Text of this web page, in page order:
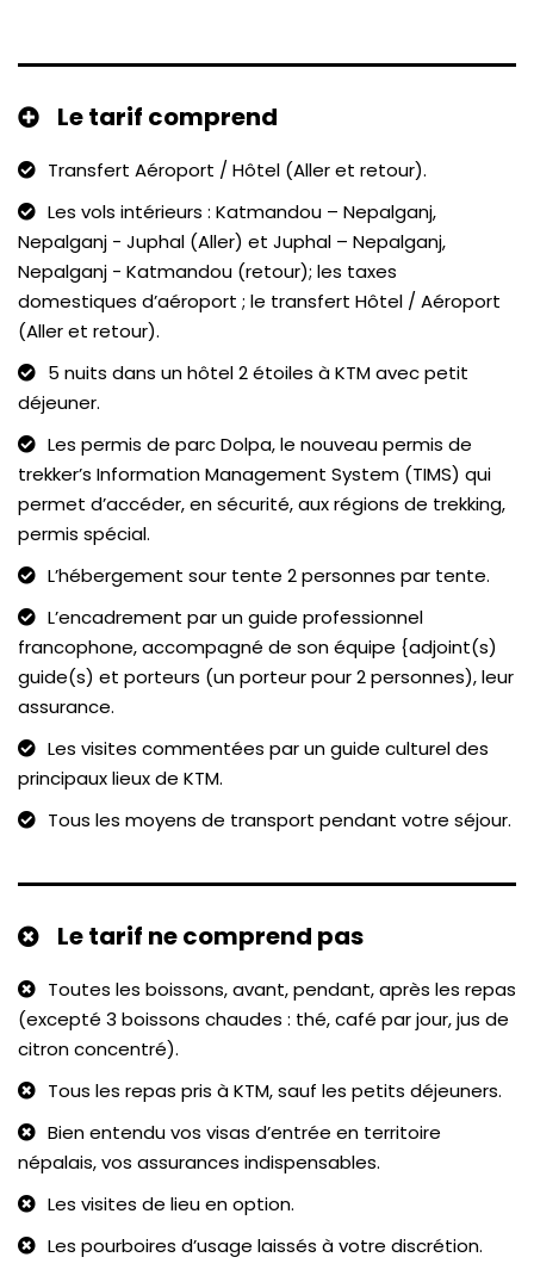
Le tarif comprend
Transfert Aéroport / Hôtel (Aller et retour).
Les vols intérieurs : Katmandou – Nepalganj,
Nepalganj - Juphal (Aller) et Juphal – Nepalganj,
Nepalganj - Katmandou (retour); les taxes
domestiques d’aéroport ; le transfert Hôtel / Aéroport
(Aller et retour).
5 nuits dans un hôtel 2 étoiles à KTM avec petit
déjeuner.
Les permis de parc Dolpa, le nouveau permis de
trekker’s Information Management System (TIMS) qui
permet d’accéder, en sécurité, aux régions de trekking,
permis spécial.
L’hébergement sour tente 2 personnes par tente.
L’encadrement par un guide professionnel
francophone, accompagné de son équipe {adjoint(s)
guide(s) et porteurs (un porteur pour 2 personnes), leur
assurance.
Les visites commentées par un guide culturel des
principaux lieux de KTM.
Tous les moyens de transport pendant votre séjour.
Le tarif ne comprend pas
Toutes les boissons, avant, pendant, après les repas
(excepté 3 boissons chaudes : thé, café par jour, jus de
citron concentré).
Tous les repas pris à KTM, sauf les petits déjeuners.
Bien entendu vos visas d’entrée en territoire
népalais, vos assurances indispensables.
Les visites de lieu en option.
Les pourboires d’usage laissés à votre discrétion.